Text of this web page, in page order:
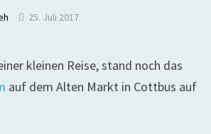
25. Juli 2017
kleinen Reise, stand noch das
auf dem Alten Markt in Cottbus auf